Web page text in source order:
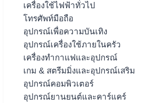
เครื่องใช้ไฟฟ้าทั่วไป
โทรศัพท์มือถือ
อุปกรณ์เพื่อความบันเทิง
อุปกรณ์เครื่องใช้ภายในครัว
เครื่องทำกาแฟและอุปกรณ์
เกม & สตรีมมิ่งและอุปกรณ์เสริม
อุปกรณ์คอมพิวเตอร์
อุปกรณ์ยานยนต์และคาร์แคร์